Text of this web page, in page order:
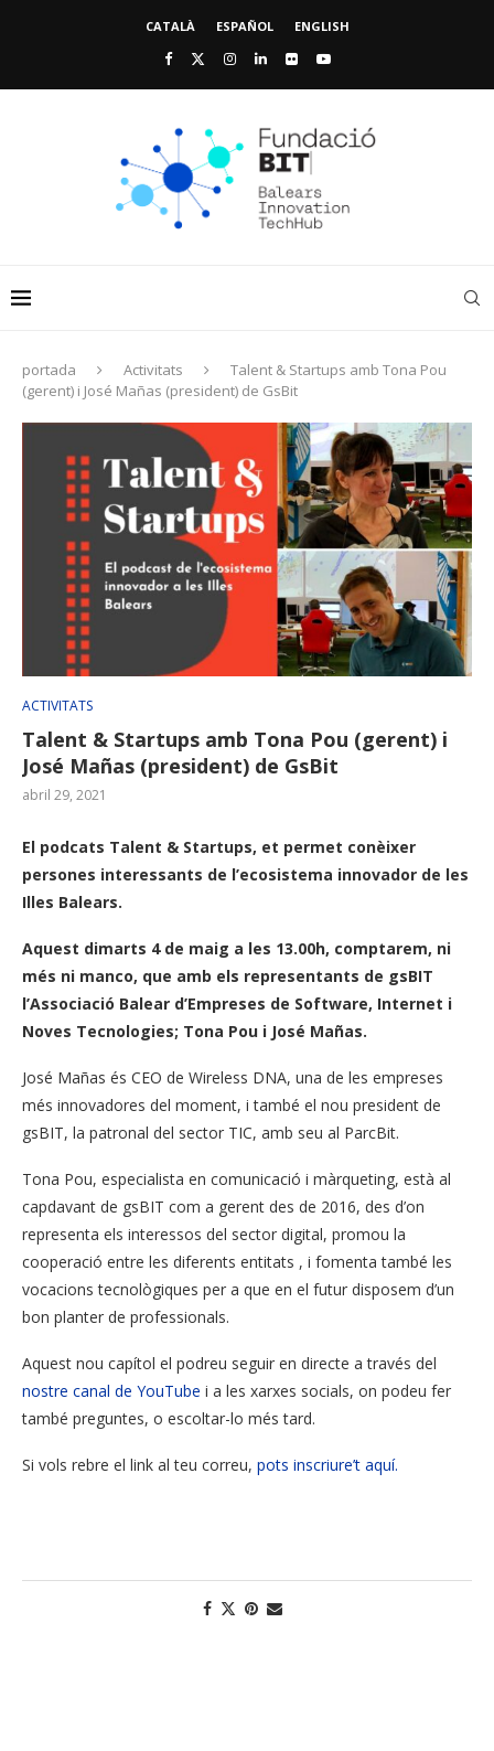
CATALÀ ESPAÑOL ENGLISH
portada Activitats
Talent & Startups amb Tona Pou
(gerent) i José Mañas (president) de GsBit
ACTIVITATS
Talent & Startups amb Tona Pou (gerent) i
José Mañas (president) de GsBit
abril 29, 2021
El podcats Talent & Startups, et permet conèixer
persones interessants de l’ecosistema innovador de les
Illes Balears.
Aquest dimarts 4 de maig a les 13.00h, comptarem, ni
més ni manco, que amb els representants de gsBIT
l’Associació Balear d’Empreses de Software, Internet i
Noves Tecnologies; Tona Pou i José Mañas.
José Mañas és CEO de Wireless DNA, una de les empreses
més innovadores del moment, i també el nou president de
gsBIT, la patronal del sector TIC, amb seu al ParcBit.
Tona Pou, especialista en comunicació i màrqueting, està al
capdavant de gsBIT com a gerent des de 2016, des d’on
representa els interessos del sector digital, promou la
cooperació entre les diferents entitats , i fomenta també les
vocacions tecnològiques per a que en el futur disposem d’un
bon planter de professionals.
Aquest nou capítol el podreu seguir en directe a través del
nostre canal de YouTube i a les xarxes socials, on podeu fer
també preguntes, o escoltar-lo més tard.
Si vols rebre el link al teu correu, pots inscriure’t aquí.